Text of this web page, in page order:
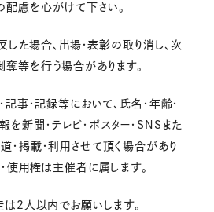
慮を心がけて下さい。
反した場合、出場・表彰の取り消し、次
等を行う場合があります。
記事・記録等において、氏名・年齢・
新聞・テレビ・ポスター・SNSまた
・掲載・利用させて頂く場合があり
使用権は主催者に属します。
は2人以内でお願いします。